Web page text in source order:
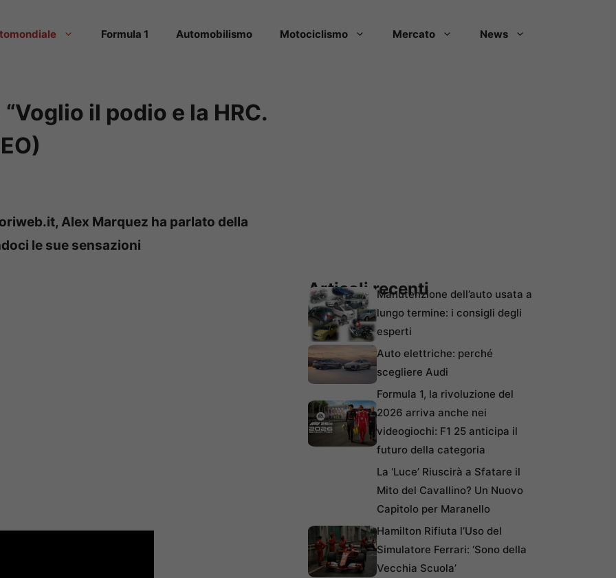
Formula 1 Automobilismo Motociclismo Mercato News
il podio e la HRC.
Alex Marquez ha parlato della
le sue sensazioni
Articoli recentiManutenzione dell’auto usata a
lungo termine: i consigli degli
esperti
Auto elettriche: perché
scegliere Audi
Formula 1, la rivoluzione del
2026 arriva anche nei
videogiochi: F1 25 anticipa il
futuro della categoria
La ‘Luce’ Riuscirà a Sfatare il
Mito del Cavallino? Un Nuovo
Capitolo per Maranello
Hamilton Rifiuta l’Uso del
Simulatore Ferrari: ‘Sono della
Vecchia Scuola’